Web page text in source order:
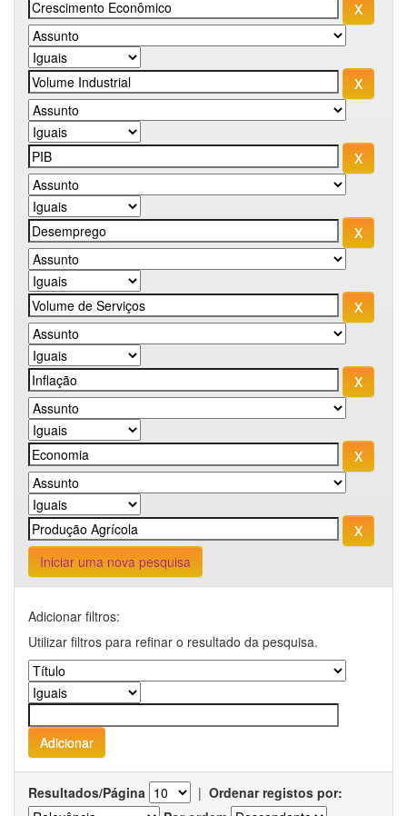
Iniciar uma nova pesquisa
Adicionar filtros:
Utilizar filtros para refinar o resultado da pesquisa.
Resultados/Página | Ordenar registos por: